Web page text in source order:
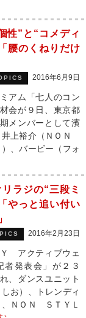
性”と“コメディ
腰のくねりだけ
2016年6月9日
アム「七人のコン
会が９日、東京都
メンバーとして濱
井上裕介（ＮＯＮ
、バービー（フォ
ラジの“三段ミ
やっと追い付い
2016年2月23日
アクティブウェ
発表会」が２３
、ダンスユニット
お）、トレンディ
ＮＯＮ ＳＴＹＬ